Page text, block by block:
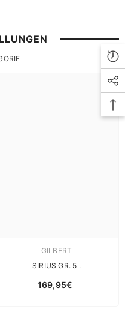
GILBERT
SIRIUS GR. 5 .
169,95€